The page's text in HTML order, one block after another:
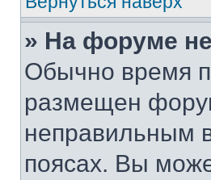
» На форуме
Обычно время
размещен
неправильным
поясах. Вы